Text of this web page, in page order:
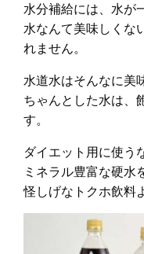
水分補給には、水が
水なんて美味しくな
れません。
水道水はそんなに美
ちゃんとした水は、
す。
ダイエット用に使う
ミネラル豊富な硬水
怪しげなトクホ飲料